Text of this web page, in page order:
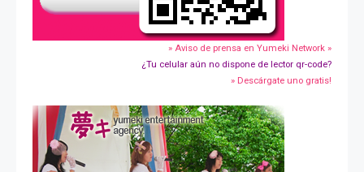
» Aviso de prensa en Yumeki Network »
¿Tu celular aún no dispone de lector qr-code?
» Descárgate uno gratis!